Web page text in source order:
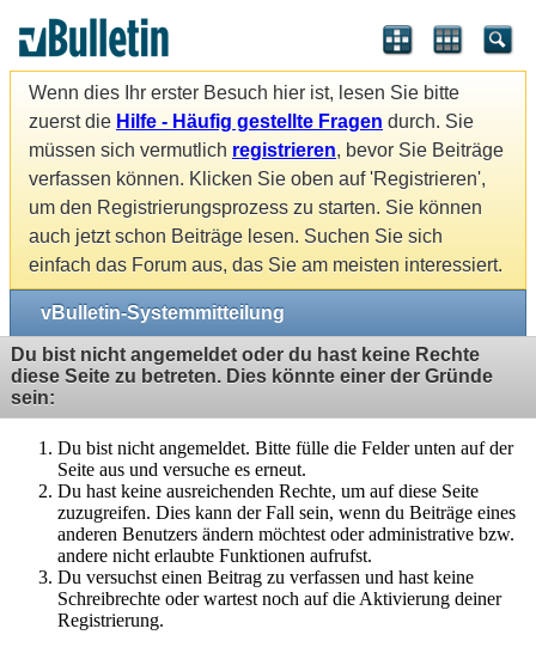
Wenn dies Ihr erster Besuch hier ist, lesen Sie bitte
zuerst die Hilfe - Häufig gestellte Fragen durch. Sie
müssen sich vermutlich registrieren, bevor Sie Beiträge
verfassen können. Klicken Sie oben auf 'Registrieren',
um den Registrierungsprozess zu starten. Sie können
auch jetzt schon Beiträge lesen. Suchen Sie sich
einfach das Forum aus, das Sie am meisten interessiert.
vBulletin-Systemmitteilung
Du bist nicht angemeldet oder du hast keine Rechte
diese Seite zu betreten. Dies könnte einer der Gründe
sein:
Du bist nicht angemeldet. Bitte fülle die Felder unten auf der
Seite aus und versuche es erneut.
Du hast keine ausreichenden Rechte, um auf diese Seite
zuzugreifen. Dies kann der Fall sein, wenn du Beiträge eines
anderen Benutzers ändern möchtest oder administrative bzw.
andere nicht erlaubte Funktionen aufrufst.
Du versuchst einen Beitrag zu verfassen und hast keine
Schreibrechte oder wartest noch auf die Aktivierung deiner
Registrierung.